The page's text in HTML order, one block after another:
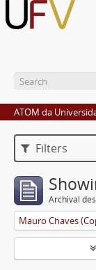
ATOM da
Filters
Archival
Mauro Chaves